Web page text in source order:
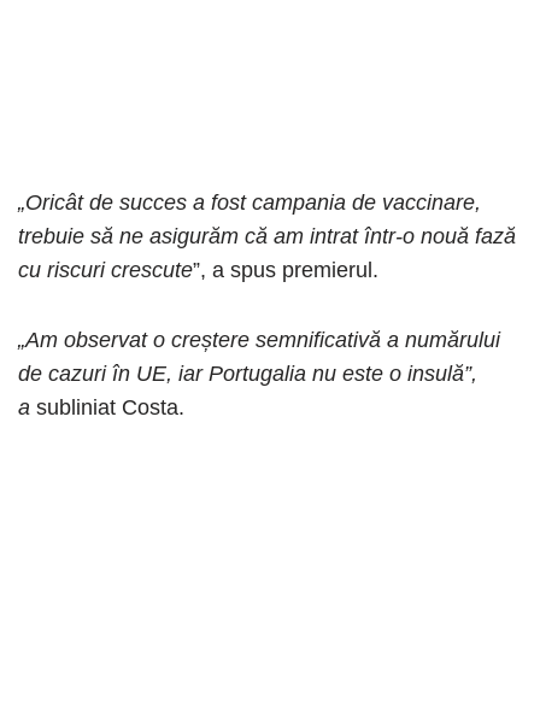
„Oricât de succes a fost campania de vaccinare,
trebuie să ne asigurăm că am intrat într-o nouă fază
cu riscuri crescute”, a spus premierul.
„Am observat o creștere semnificativă a numărului
de cazuri în UE, iar Portugalia nu este o insulă”,
a subliniat Costa.